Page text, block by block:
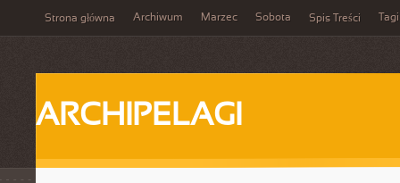
Strona główna Archiwum Marzec Sobota Spis Treści Tagi
ARCHIPELAGI